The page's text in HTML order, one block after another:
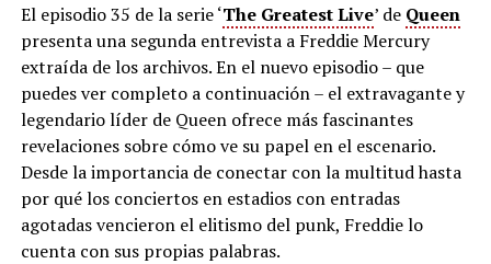
El episodio 35 de la serie ‘The Greatest Live’ de Queen
presenta una segunda entrevista a Freddie Mercury
extraída de los archivos. En el nuevo episodio – que
puedes ver completo a continuación – el extravagante y
legendario líder de Queen ofrece más fascinantes
revelaciones sobre cómo ve su papel en el escenario.
Desde la importancia de conectar con la multitud hasta
por qué los conciertos en estadios con entradas
agotadas vencieron el elitismo del punk, Freddie lo
cuenta con sus propias palabras.